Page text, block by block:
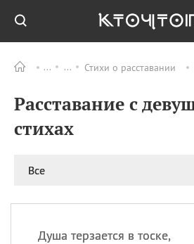
Стихи о расставании
Расставание с
стихах
Все
Душа терзается в тоске,
06.08